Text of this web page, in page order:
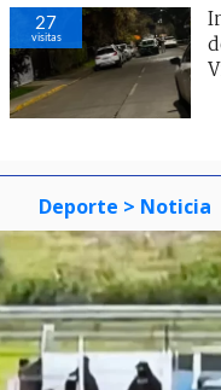
27
visitas
Deporte > Noticia